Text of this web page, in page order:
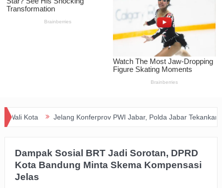
Jelang Konferprov PWI Jabar, Polda Jabar Tekankan
Dampak Sosial BRT Jadi Sorotan, DPRD
Kota Bandung Minta Skema Kompensasi
Jelas